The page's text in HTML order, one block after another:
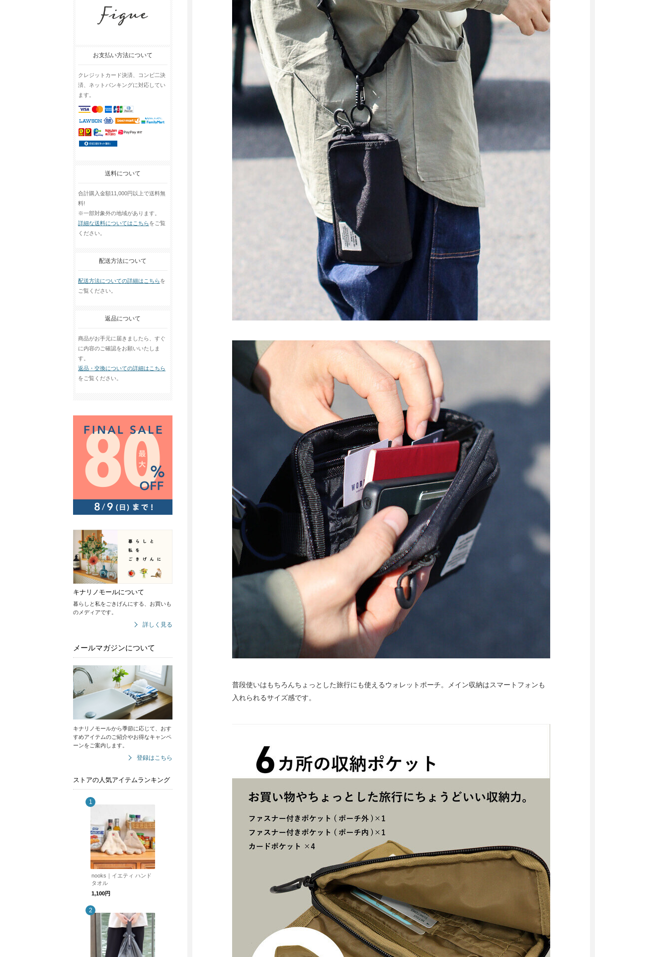
お支払い方法について
クレジットカード決済、コンビ二決
済、ネットバンキングに対応してい
ます。
送料について
合計購入金額11,000円以上で送料無
料!
※一部対象外の地域があります。
詳細な送料についてはこちらをご覧
ください。
配送方法について
配送方法についての詳細はこちらを
ご覧ください。
返品について
商品がお手元に届きましたら、すぐ
に内容のご確認をお願いいたしま
す。
返品・交換についての詳細はこちら
をご覧ください。
キナリノモールについて
暮らしと私をごきげんにする、お買いも
のメディアです。
詳しく見る
メールマガジンについて
キナリノモールから季節に応じて、おす
すめアイテムのご紹介やお得なキャンペ
ーンをご案内します。
登録はこちら
ストアの人気アイテムランキング
nooks｜イエティ ハンド
タオル
1,100円
普段使いはもちろんちょっとした旅行にも使えるウォレットポーチ。メイン収納はスマートフォンも
入れられるサイズ感です。